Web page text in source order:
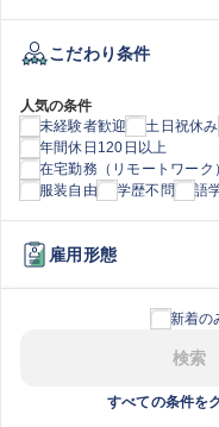
こだわり条件
人気の条件
未経験者歓迎
土日祝休み
年間休日120日以上
在宅勤務（リモートワーク
服装自由
学歴不問 語
雇用形態
新着の
検索
すべての条件を